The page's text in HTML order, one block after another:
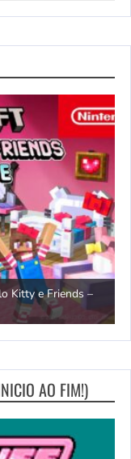
Kitty e Friends –
AO FIM!)